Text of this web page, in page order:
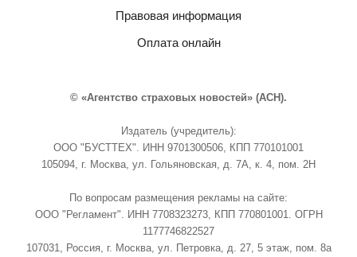
Правовая информация
Оплата онлайн
© «Агентство страховых новостей» (АСН).
Издатель (учредитель):
ООО "БУСТТЕХ". ИНН 9701300506, КПП 770101001
105094, г. Москва, ул. Гольяновская, д. 7А, к. 4, пом. 2Н
По вопросам размещения рекламы на сайте:
ООО "Регламент". ИНН 7708323273, КПП 770801001. ОГРН
1177746822527
107031, Россия, г. Москва, ул. Петровка, д. 27, 5 этаж, пом. 8а